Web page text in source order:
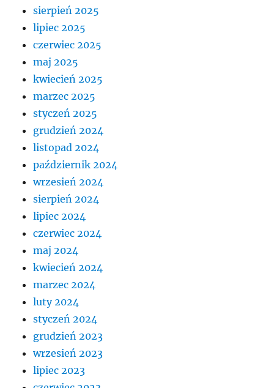
sierpień 2025
lipiec 2025
czerwiec 2025
maj 2025
kwiecień 2025
marzec 2025
styczeń 2025
grudzień 2024
listopad 2024
październik 2024
wrzesień 2024
sierpień 2024
lipiec 2024
czerwiec 2024
maj 2024
kwiecień 2024
marzec 2024
luty 2024
styczeń 2024
grudzień 2023
wrzesień 2023
lipiec 2023